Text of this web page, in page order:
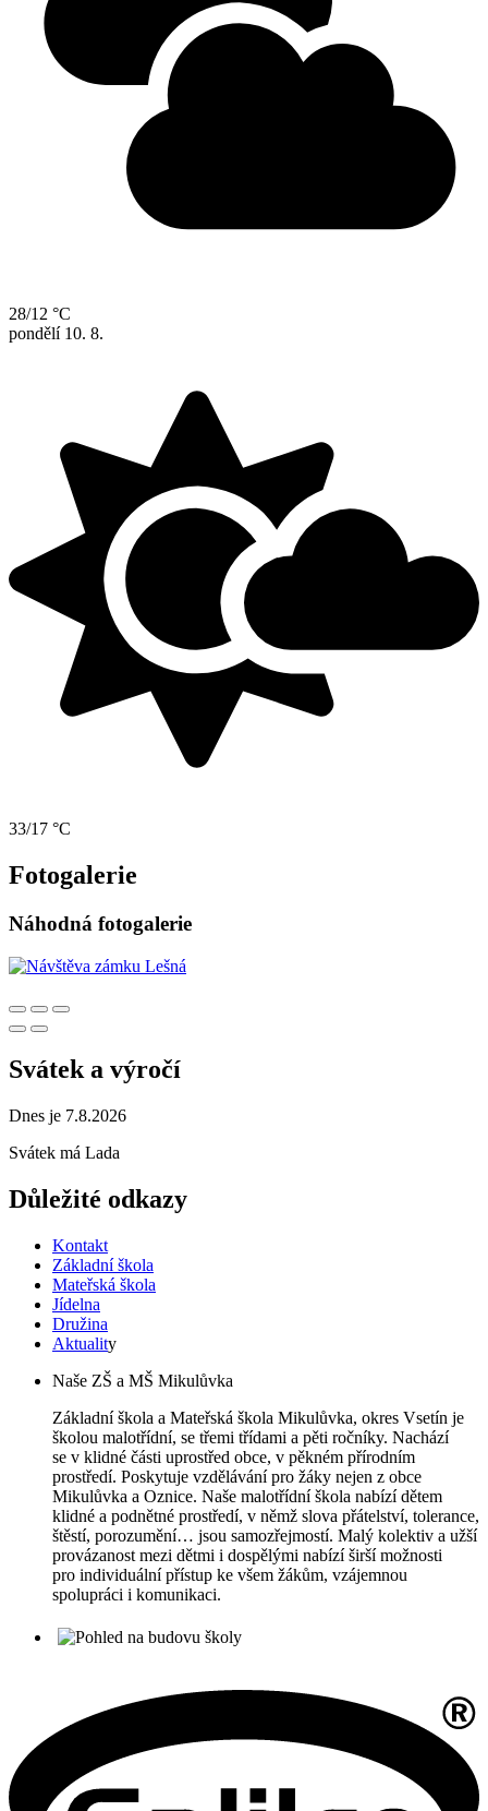
28/12 °C
pondělí 10. 8.
33/17 °C
Fotogalerie
Náhodná fotogalerie
Svátek a výročí
Dnes je 7.8.2026
Svátek má Lada
Důležité odkazy
Kontakt
Základní škola
Mateřská škola
Jídelna
Družina
Aktuality
Naše ZŠ a MŠ Mikulůvka
Základní škola a Mateřská škola Mikulůvka, okres Vsetín je
školou malotřídní, se třemi třídami a pěti ročníky. Nachází
se v klidné části uprostřed obce, v pěkném přírodním
prostředí. Poskytuje vzdělávání pro žáky nejen z obce
Mikulůvka a Oznice. Naše malotřídní škola nabízí dětem
klidné a podnětné prostředí, v němž slova přátelství, tolerance,
štěstí, porozumění… jsou samozřejmostí. Malý kolektiv a užší
provázanost mezi dětmi i dospělými nabízí širší možnosti
pro individuální přístup ke všem žákům, vzájemnou
spolupráci i komunikaci.